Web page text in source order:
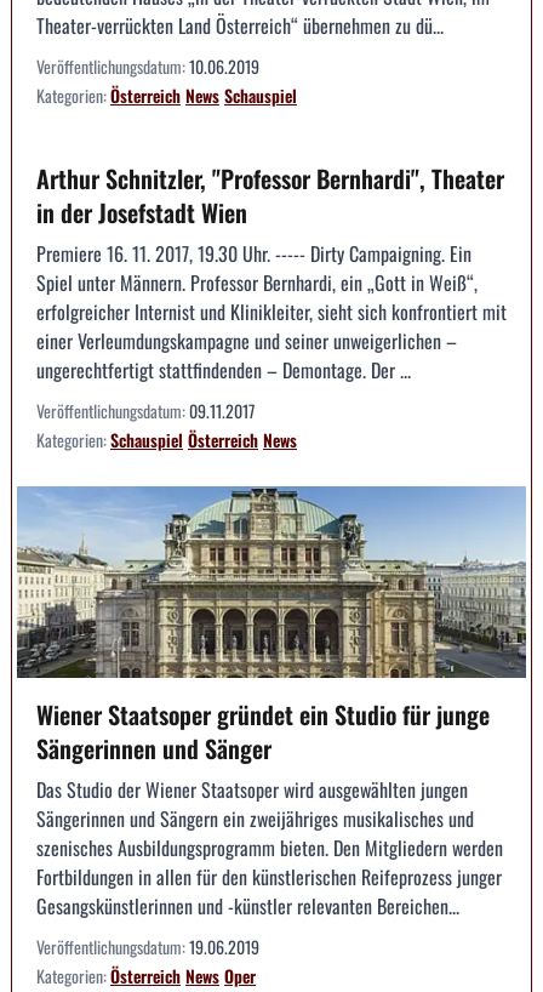
Theater-verrückten Land Österreich“ übernehmen zu dü...
Veröffentlichungsdatum:10.06.2019
Kategorien:ÖsterreichNewsSchauspiel
Arthur Schnitzler, "Professor Bernhardi", Theater
in der Josefstadt Wien
Premiere 16. 11. 2017, 19.30 Uhr. ----- Dirty Campaigning. Ein
Spiel unter Männern. Professor Bernhardi, ein „Gott in Weiß“,
erfolgreicher Internist und Klinikleiter, sieht sich konfrontiert mit
einer Verleumdungskampagne und seiner unweigerlichen –
ungerechtfertigt stattfindenden – Demontage. Der ...
Veröffentlichungsdatum:09.11.2017
Kategorien:Schauspiel ÖsterreichNews
Wiener Staatsoper gründet ein Studio für junge
Sängerinnen und Sänger
Das Studio der Wiener Staatsoper wird ausgewählten jungen
Sängerinnen und Sängern ein zweijähriges musikalisches und
szenisches Ausbildungsprogramm bieten. Den Mitgliedern werden
Fortbildungen in allen für den künstlerischen Reifeprozess junger
Gesangskünstlerinnen und -künstler relevanten Bereichen...
Veröffentlichungsdatum:19.06.2019
Kategorien:ÖsterreichNewsOper